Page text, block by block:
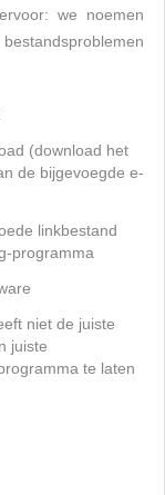
we noemen
(download het
de bijgevoegde e-
linkbestand
programma
niet de juiste
juiste
te laten